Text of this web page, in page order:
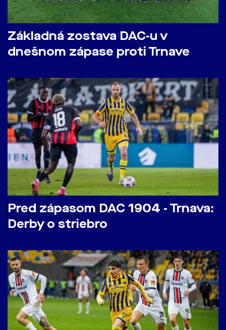
Základná zostava DAC-u v
dnešnom zápase proti Trnave
Pred zápasom DAC 1904 - Trnava:
Derby o striebro